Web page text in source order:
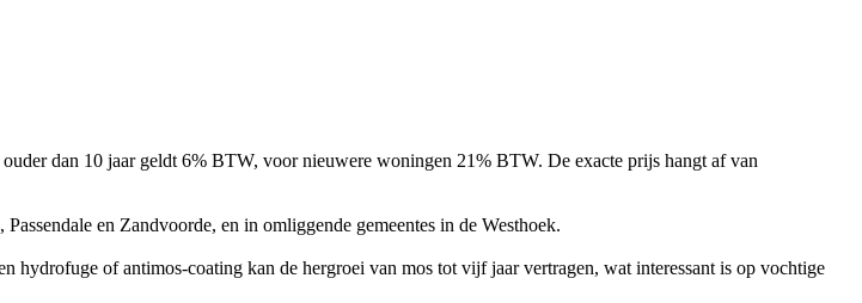
dan 10 jaar geldt 6% BTW, voor nieuwere woningen 21% BTW. De exacte prijs hangt af van
en Zandvoorde, en in omliggende gemeentes in de Westhoek.
of antimos-coating kan de hergroei van mos tot vijf jaar vertragen, wat interessant is op vochtige